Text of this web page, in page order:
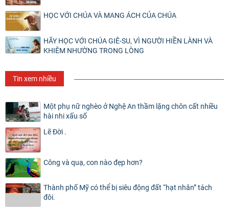
HỌC VỚI CHÚA VÀ MANG ÁCH CỦA CHÚA
HÃY HỌC VỚI CHÚA GIÊ-SU, VÌ NGƯỜI HIỀN LÀNH VÀ
KHIÊM NHƯỜNG TRONG LÒNG
Tin xem nhiều
Một phụ nữ nghèo ở Nghệ An thầm lặng chôn cất nhiều
hài nhi xấu số
Lẽ Đời .
Công và quạ, con nào đẹp hơn?
Thành phố Mỹ có thể bị siêu động đất “hạt nhân” tách
đôi.